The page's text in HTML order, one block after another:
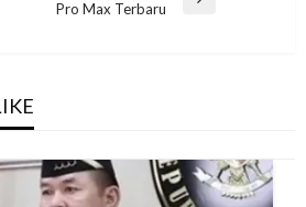
Pro Max Terbaru